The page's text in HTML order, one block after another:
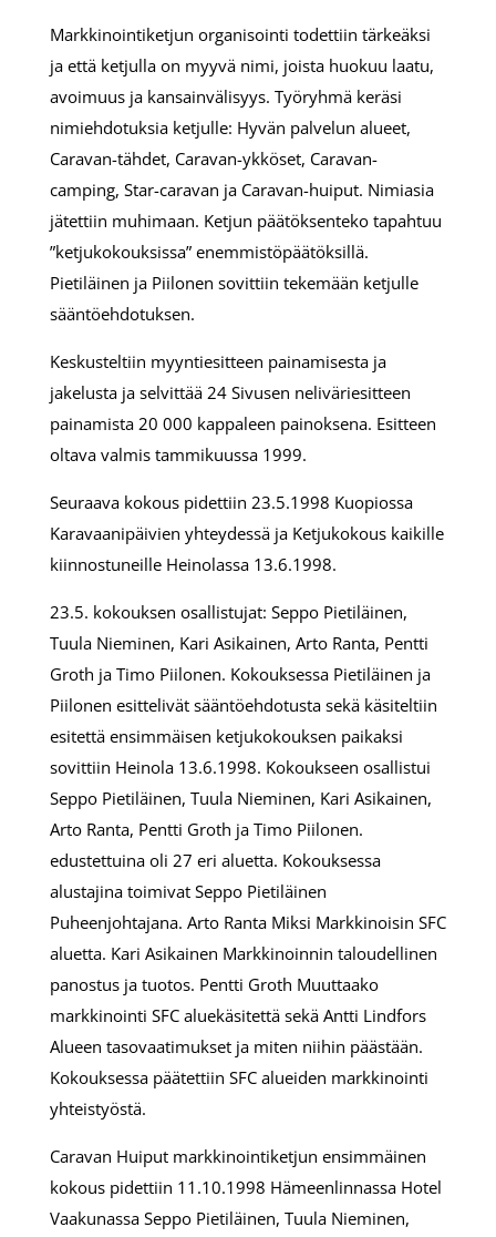
Markkinointiketjun organisointi todettiin tärkeäksi
ja että ketjulla on myyvä nimi, joista huokuu laatu,
avoimuus ja kansainvälisyys. Työryhmä keräsi
nimiehdotuksia ketjulle: Hyvän palvelun alueet,
Caravan-tähdet, Caravan-ykköset, Caravan-
camping, Star-caravan ja Caravan-huiput. Nimiasia
jätettiin muhimaan. Ketjun päätöksenteko tapahtuu
”ketjukokouksissa” enemmistöpäätöksillä.
Pietiläinen ja Piilonen sovittiin tekemään ketjulle
sääntöehdotuksen.
Keskusteltiin myyntiesitteen painamisesta ja
jakelusta ja selvittää 24 Sivusen neliväriesitteen
painamista 20 000 kappaleen painoksena. Esitteen
oltava valmis tammikuussa 1999.
Seuraava kokous pidettiin 23.5.1998 Kuopiossa
Karavaanipäivien yhteydessä ja Ketjukokous kaikille
kiinnostuneille Heinolassa 13.6.1998.
23.5. kokouksen osallistujat: Seppo Pietiläinen,
Tuula Nieminen, Kari Asikainen, Arto Ranta, Pentti
Groth ja Timo Piilonen. Kokouksessa Pietiläinen ja
Piilonen esittelivät sääntöehdotusta sekä käsiteltiin
esitettä ensimmäisen ketjukokouksen paikaksi
sovittiin Heinola 13.6.1998. Kokoukseen osallistui
Seppo Pietiläinen, Tuula Nieminen, Kari Asikainen,
Arto Ranta, Pentti Groth ja Timo Piilonen.
edustettuina oli 27 eri aluetta. Kokouksessa
alustajina toimivat Seppo Pietiläinen
Puheenjohtajana. Arto Ranta Miksi Markkinoisin SFC
aluetta. Kari Asikainen Markkinoinnin taloudellinen
panostus ja tuotos. Pentti Groth Muuttaako
markkinointi SFC aluekäsitettä sekä Antti Lindfors
Alueen tasovaatimukset ja miten niihin päästään.
Kokouksessa päätettiin SFC alueiden markkinointi
yhteistyöstä.
Caravan Huiput markkinointiketjun ensimmäinen
kokous pidettiin 11.10.1998 Hämeenlinnassa Hotel
Vaakunassa Seppo Pietiläinen, Tuula Nieminen,